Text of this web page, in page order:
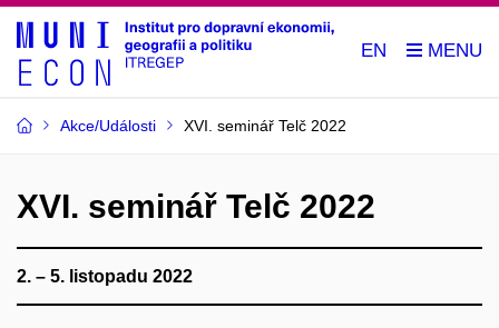
EN
Akce/Události XVI. seminář Telč 2022
XVI. seminář Telč 2022
2. – 5. listopadu 2022